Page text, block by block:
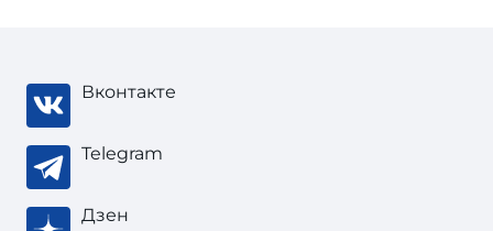
Вконтакте
Telegram
Дзен